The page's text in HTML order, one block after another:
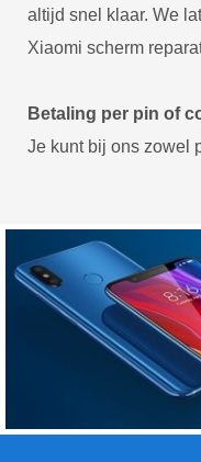
altijd snel klaar. We
Xiaomi scherm
Betaling per pin of
Je kunt bij ons zowel